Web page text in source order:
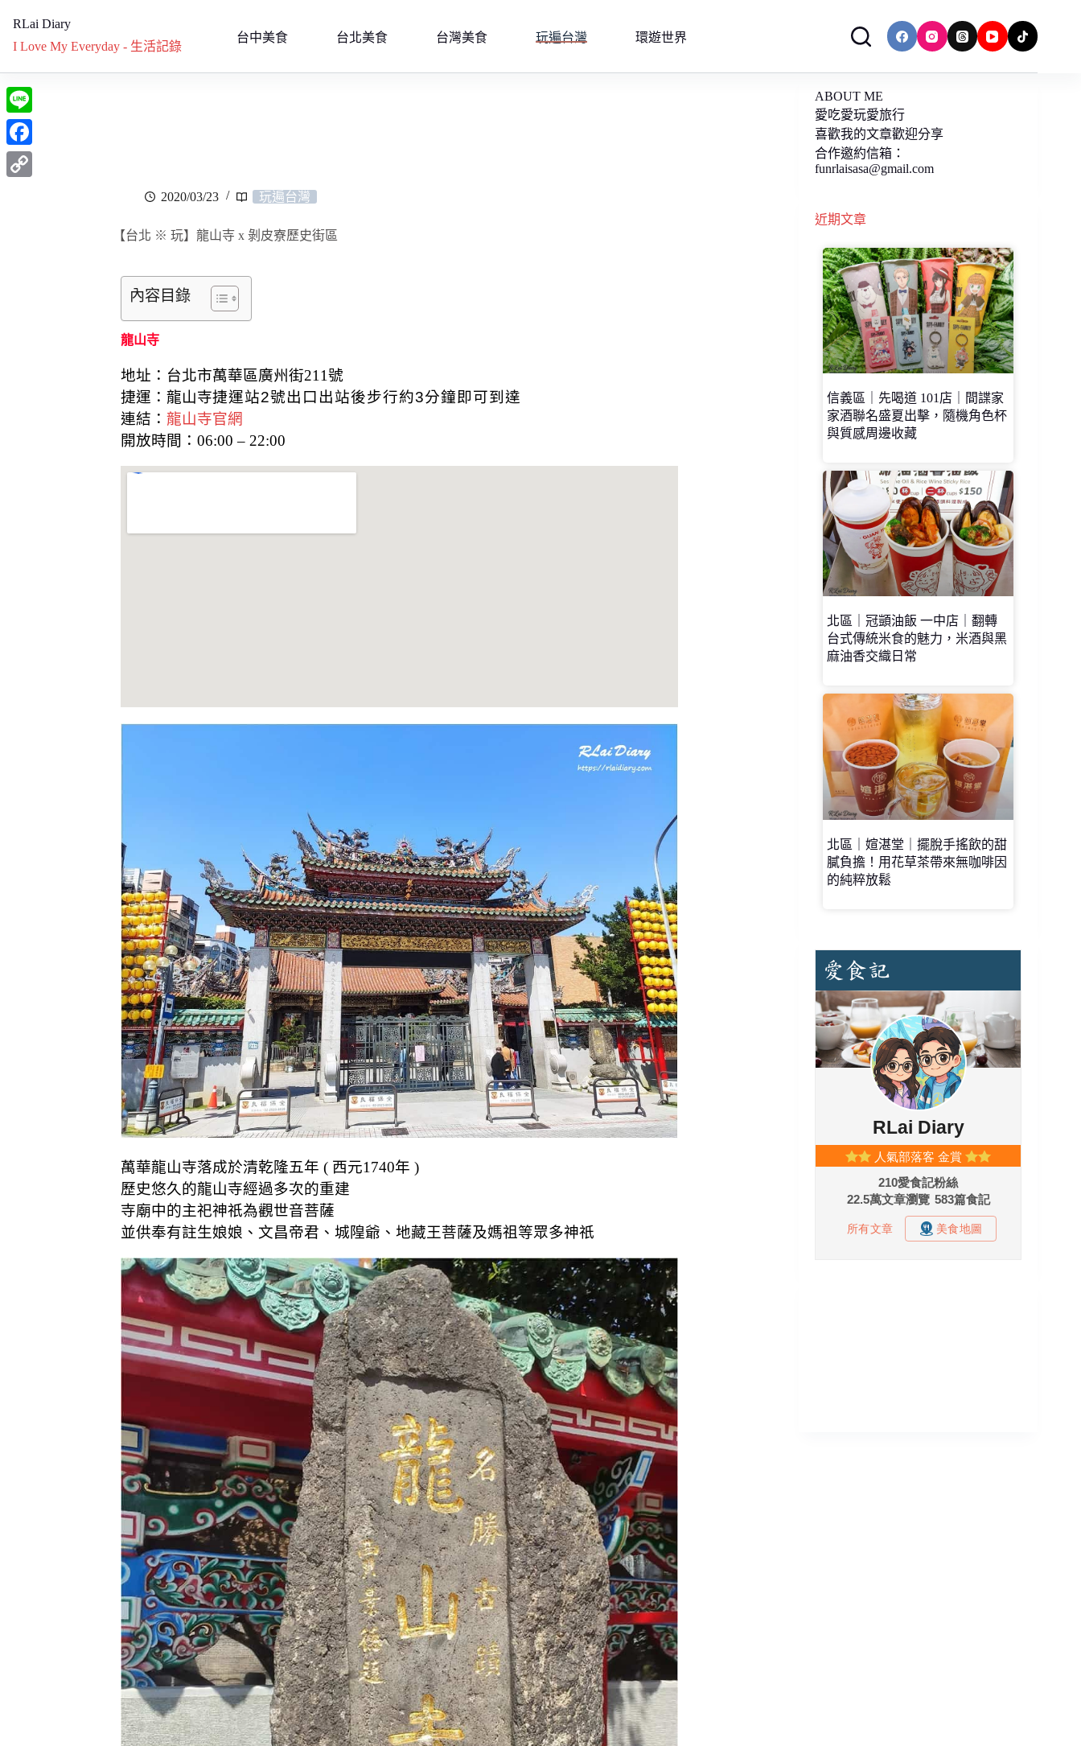
RLai Diary
I Love My Everyday - 生活記錄
台中美食 台北美食 台灣美食 玩遍台灣 環遊世界
2020/03/23 玩遍台灣
【台北 ※ 玩】龍山寺 x 剝皮寮歷史街區
內容目錄
龍山寺
地址：台北市萬華區廣州街211號
捷運：龍山寺捷運站2號出口出站後步行約3分鐘即可到達
連結： 龍山寺官網
開放時間：06:00 – 22:00
萬華龍山寺落成於清乾隆五年 ( 西元1740年 )
歷史悠久的龍山寺經過多次的重建
寺廟中的主祀神祇為觀世音菩薩
並供奉有註生娘娘、文昌帝君、城隍爺、地藏王菩薩及媽祖等眾多神祇
ABOUT ME
愛吃愛玩愛旅行
喜歡我的文章歡迎分享
合作邀約信箱：
funrlaisasa@gmail.com
近期文章
信義區｜先喝道 101店｜間諜家
家酒聯名盛夏出擊，隨機角色杯
與質感周邊收藏
北區｜冠顗油飯 一中店｜翻轉
台式傳統米食的魅力，米酒與黑
麻油香交織日常
北區｜媗湛堂｜擺脫手搖飲的甜
膩負擔！用花草茶帶來無咖啡因
的純粹放鬆
L
i
n
F